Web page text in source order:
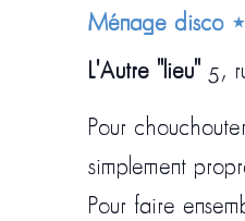
Ménage disco
L'Autre "lieu" 5,
Pour
simplement
Pour faire